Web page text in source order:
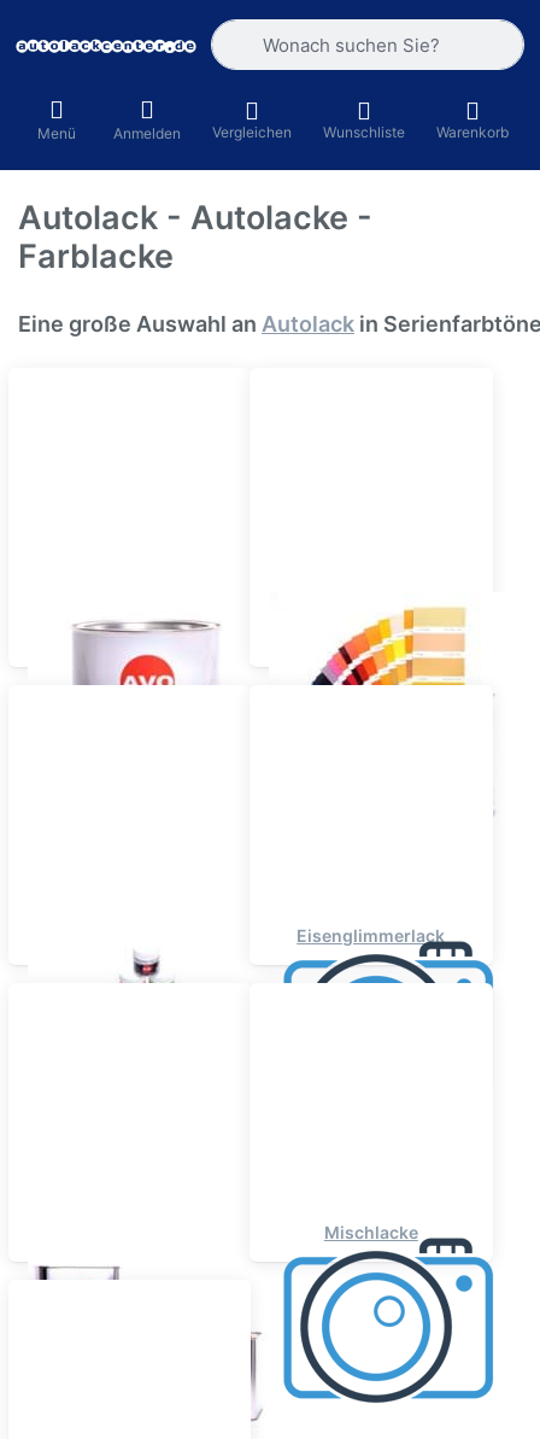
Geben Sie einen Suchbegriff ein.
Menü Anmelden Vergleichen Wunschliste Warenkorb
Autolack - Autolacke -
Farblacke
Eine große Auswahl an Autolack in
Autolack - Autolacke
Bau- &
Landmaschinenlacke
Eisenglimmerlack
Mischlacke